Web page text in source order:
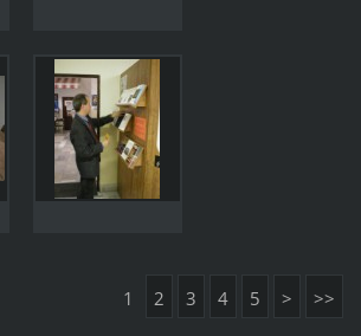
1 2 3 4 5 > >>